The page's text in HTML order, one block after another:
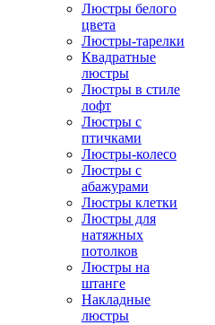
Люстры белого
цвета
Люстры-тарелки
Квадратные
люстры
Люстры в стиле
лофт
Люстры с
птичками
Люстры-колесо
Люстры с
абажурами
Люстры клетки
Люстры для
натяжных
потолков
Люстры на
штанге
Накладные
люстры